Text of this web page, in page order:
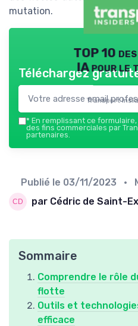
mutation.
TOP 10
IA pour le
Transport
Téléchargez
* En remplissant ce formulaire,
des fins commerciales par
partenaires.
Publié le 03/11/2023 •
par Cédric de Saint-
Sommaire
Comprendre le rôle
flotte
Outils et
efficace